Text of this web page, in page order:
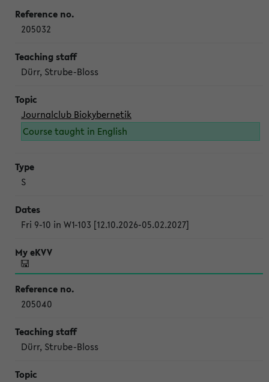
205032
Dürr, Strube-Bloss
Journalclub Biokybernetik
Course taught in English
S
Fri 9-10 in W1-103 [12.10.2026-05.02.2027]
205040
Dürr, Strube-Bloss